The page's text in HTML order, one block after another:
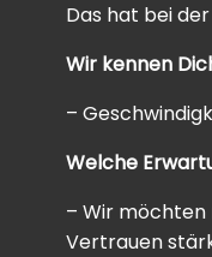
Das hat bei
Wir kennen
–
Welche
– Wir möchten
Vertrauen